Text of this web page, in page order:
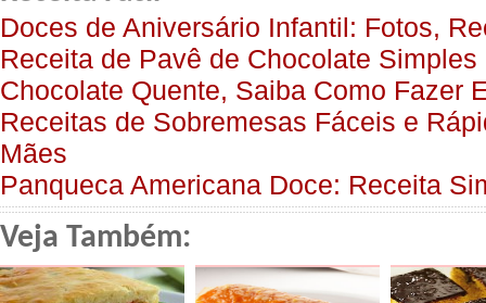
Doces de Aniversário Infantil: Fotos,
Receita de Pavê de Chocolate Simples
Chocolate Quente, Saiba Como Fazer
Receitas de Sobremesas Fáceis e
Mães
Panqueca Americana Doce: Receita
Veja Também: